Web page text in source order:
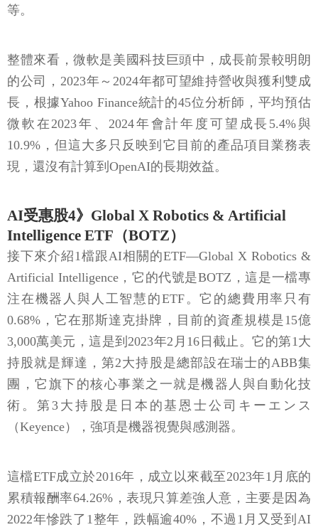
等。
整體來看，微軟是美國科技巨頭中，成長前景較明朗
的公司，2023年～2024年都可望維持營收與獲利雙成
長，根據Yahoo Finance統計的45位分析師，平均預估
微軟在2023年、2024年會計年度可望成長5.4%與
10.9%，但這大多只反映到它目前的產品項目業務表
現，還沒有計算到OpenAI的長期效益。
AI受惠股4》Global X Robotics & Artificial
Intelligence ETF（BOTZ）
接下來介紹1檔跟AI相關的ETF—Global X Robotics &
Artificial Intelligence，它的代號是BOTZ，這是一檔專
注在機器人與人工智慧的ETF。它的總費用率只有
0.68%，它在那斯達克掛牌，目前的資產規模是15億
3,000萬美元，這是到2023年2月16日截止。它的第1大
持股就是輝達，第2大持股是總部設在瑞士的ABB集
團，它旗下的核心事業之一就是機器人與自動化技
術。第3大持股是日本的基恩士公司キーエンス
（Keyence），強項是機器視覺與感測器。
這檔ETF成立於2016年，成立以來截至2023年1月底的
累積報酬率64.26%，表現只算差強人意，主要是因為
2022年慘跌了1整年，跌幅逾40%，不過1月又受到AI